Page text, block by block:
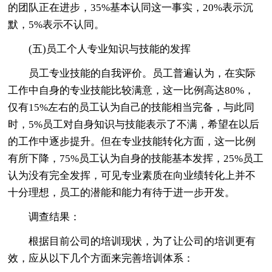
的团队正在进步，35%基本认同这一事实，20%表示沉
默，5%表示不认同。
(五)员工个人专业知识与技能的发挥
员工专业技能的自我评价。员工普遍认为，在实际
工作中自身的专业技能比较满意，这一比例高达80%，
仅有15%左右的员工认为自己的技能相当完备，与此同
时，5%员工对自身知识与技能表示了不满，希望在以后
的工作中逐步提升。但在专业技能转化方面，这一比例
有所下降，75%员工认为自身的技能基本发挥，25%员工
认为没有完全发挥，可见专业素质在向业绩转化上并不
十分理想，员工的潜能和能力有待于进一步开发。
调查结果：
根据目前公司的培训现状，为了让公司的培训更有
效，应从以下几个方面来完善培训体系：